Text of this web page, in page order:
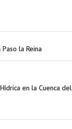
la Reina
en la Cuenca del